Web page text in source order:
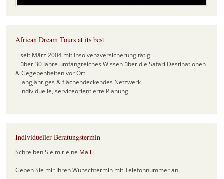
African Dream Tours at its best
+ seit März 2004 mit Insolvenzversicherung tätig
+ über 30 Jahre umfangreiches Wissen über die Safari Destinationen
& Gegebenheiten vor Ort
+ langjähriges & flächendeckendes Netzwerk
+ individuelle, serviceorientierte Planung
Individueller Beratungstermin
Schreiben Sie mir eine Mail.
Geben Sie mir Ihren Wunschtermin mit Telefonnummer an.